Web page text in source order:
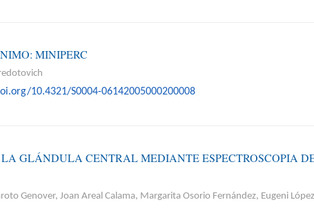
MINIPERC
10.4321/S0004-06142005000200008
GLÁNDULA CENTRAL MEDIANTE ESPECTROSCOPIA
Genover, Joan Areal Calama, Margarita Osorio Fernández, Eugeni